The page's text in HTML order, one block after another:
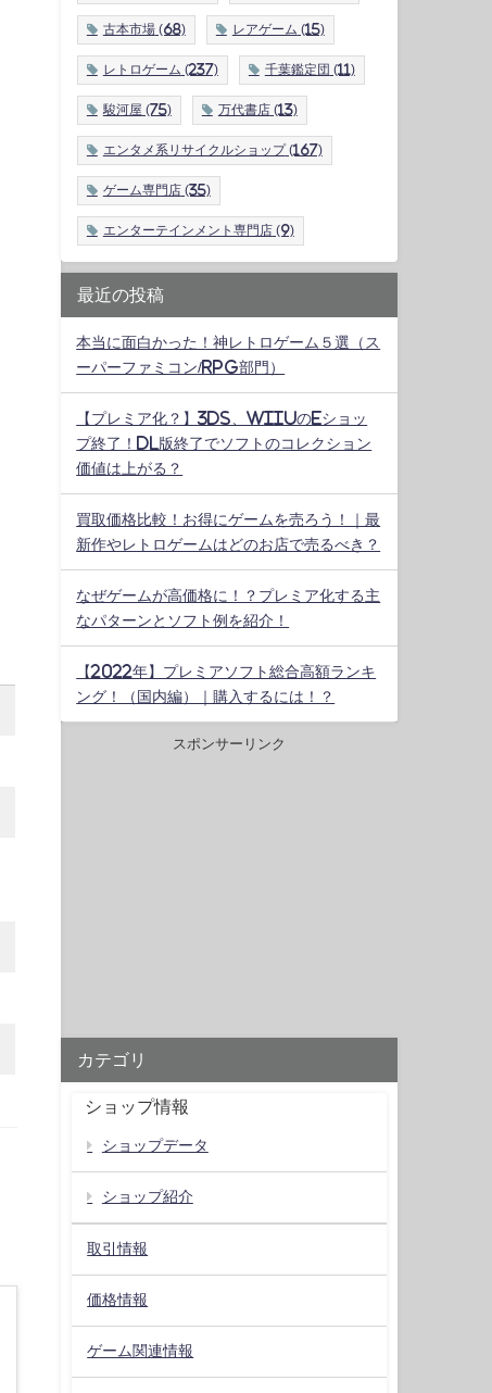
古本市場(68) レアゲーム (15)
レトロゲーム (237) 千葉鑑定団 (11)
駿河屋 (75) 万代書店 (13)
エンタメ系リサイクルショップ(167)
ゲーム専門店 (35)
エンターテインメント専門店 (9)
最近の投稿
本当に面白かった！神レトロゲーム５選（ス
ーパーファミコン/RPG部門）
【プレミア化？】3DS、WiiUのeショッ
プ終了！DL版終了でソフトのコレクション
価値は上がる？
買取価格比較！お得にゲームを売ろう！｜最
新作やレトロゲームはどのお店で売るべき？
なぜゲームが高価格に！？プレミア化する主
なパターンとソフト例を紹介！
【2022年】プレミアソフト総合高額ランキ
ング！（国内編）｜購入するには！？
スポンサーリンク
カテゴリ
ショップ情報
ショップデータ
ショップ紹介
取引情報
価格情報
ゲーム関連情報